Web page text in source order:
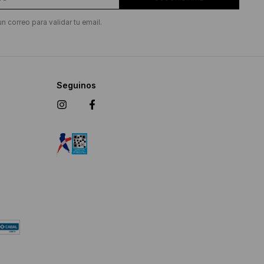
correo para validar tu email.
Seguinos